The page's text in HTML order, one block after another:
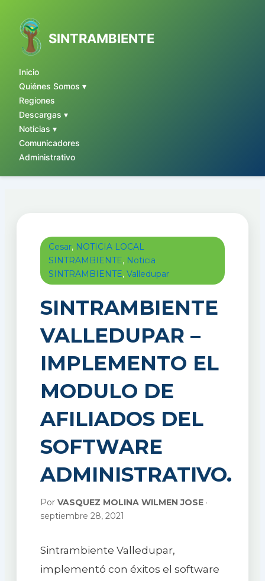
SINTRAMBIENTE
Inicio
Quiénes Somos ▾
Regiones
Descargas ▾
Noticias ▾
Comunicadores
Administrativo
contenido
Cesar, NOTICIA LOCAL
SINTRAMBIENTE, Noticia
SINTRAMBIENTE, Valledupar
SINTRAMBIENTE
VALLEDUPAR –
IMPLEMENTO EL
MODULO DE
AFILIADOS DEL
SOFTWARE
ADMINISTRATIVO.
Por VASQUEZ MOLINA WILMEN JOSE·
septiembre 28, 2021
Sintrambiente Valledupar,
implementó con éxitos el software